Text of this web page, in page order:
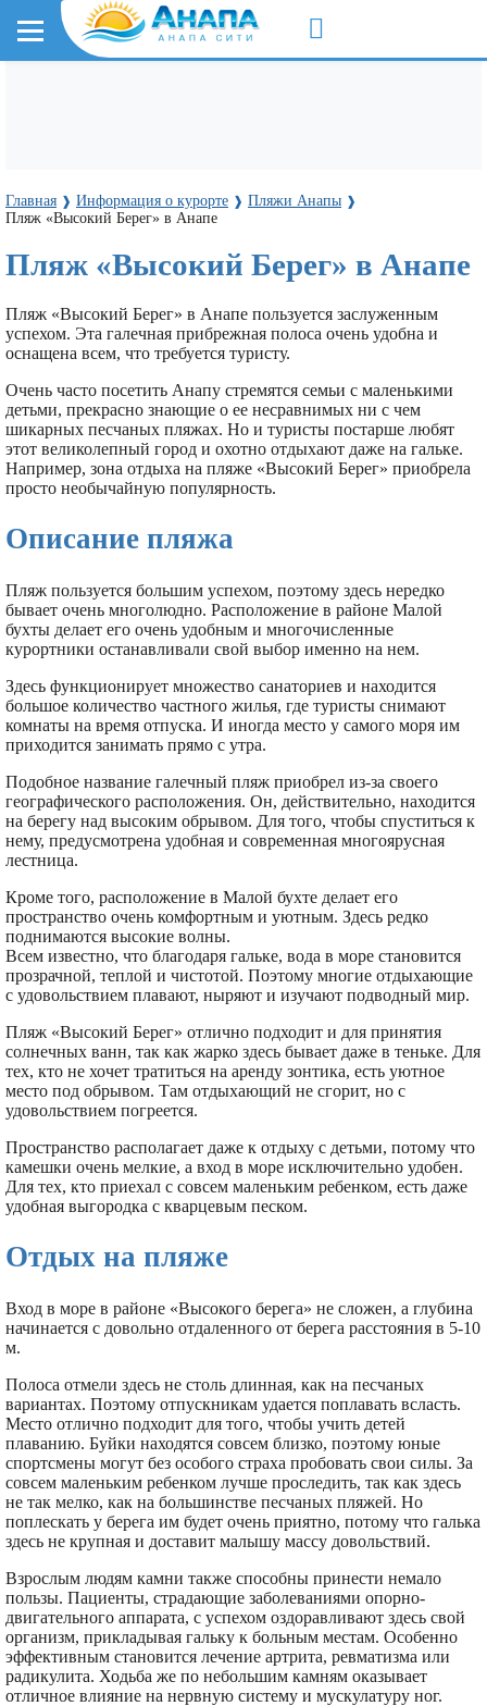
Главная ❱ Информация о курорте ❱ Пляжи Анапы ❱
Пляж «Высокий Берег» в Анапе
Пляж «Высокий Берег» в Анапе
Пляж «Высокий Берег» в Анапе пользуется заслуженным
успехом. Эта галечная прибрежная полоса очень удобна и
оснащена всем, что требуется туристу.
Очень часто посетить Анапу стремятся семьи с маленькими
детьми, прекрасно знающие о ее несравнимых ни с чем
шикарных песчаных пляжах. Но и туристы постарше любят
этот великолепный город и охотно отдыхают даже на гальке.
Например, зона отдыха на пляже «Высокий Берег» приобрела
просто необычайную популярность.
Описание пляжа
Пляж пользуется большим успехом, поэтому здесь нередко
бывает очень многолюдно. Расположение в районе Малой
бухты делает его очень удобным и многочисленные
курортники останавливали свой выбор именно на нем.
Здесь функционирует множество санаториев и находится
большое количество частного жилья, где туристы снимают
комнаты на время отпуска. И иногда место у самого моря им
приходится занимать прямо с утра.
Подобное название галечный пляж приобрел из-за своего
географического расположения. Он, действительно, находится
на берегу над высоким обрывом. Для того, чтобы спуститься к
нему, предусмотрена удобная и современная многоярусная
лестница.
Кроме того, расположение в Малой бухте делает его
пространство очень комфортным и уютным. Здесь редко
поднимаются высокие волны.
Всем известно, что благодаря гальке, вода в море становится
прозрачной, теплой и чистотой. Поэтому многие отдыхающие
с удовольствием плавают, ныряют и изучают подводный мир.
Пляж «Высокий Берег» отлично подходит и для принятия
солнечных ванн, так как жарко здесь бывает даже в теньке. Для
тех, кто не хочет тратиться на аренду зонтика, есть уютное
место под обрывом. Там отдыхающий не сгорит, но с
удовольствием погреется.
Пространство располагает даже к отдыху с детьми, потому что
камешки очень мелкие, а вход в море исключительно удобен.
Для тех, кто приехал с совсем маленьким ребенком, есть даже
удобная выгородка с кварцевым песком.
Отдых на пляже
Вход в море в районе «Высокого берега» не сложен, а глубина
начинается с довольно отдаленного от берега расстояния в 5-10
м.
Полоса отмели здесь не столь длинная, как на песчаных
вариантах. Поэтому отпускникам удается поплавать всласть.
Место отлично подходит для того, чтобы учить детей
плаванию. Буйки находятся совсем близко, поэтому юные
спортсмены могут без особого страха пробовать свои силы. За
совсем маленьким ребенком лучше проследить, так как здесь
не так мелко, как на большинстве песчаных пляжей. Но
поплескать у берега им будет очень приятно, потому что галька
здесь не крупная и доставит малышу массу довольствий.
Взрослым людям камни также способны принести немало
пользы. Пациенты, страдающие заболеваниями опорно-
двигательного аппарата, с успехом оздоравливают здесь свой
организм, прикладывая гальку к больным местам. Особенно
эффективным становится лечение артрита, ревматизма или
радикулита. Ходьба же по небольшим камням оказывает
отличное влияние на нервную систему и мускулатуру ног.